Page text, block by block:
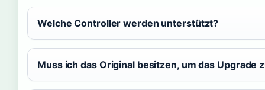
Welche Controller werden unterstützt?
Muss ich das Original besitzen, um das Upgrade